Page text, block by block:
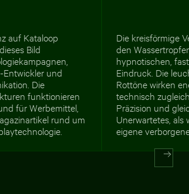
auf Kataloop
Bild
Entwickler und
Die
funktionieren
für Werbemittel,
rund um
Die kreisförmige
den
hypnotischen,
Eindruck. Die
Rottöne wirken
technisch
Präzision und
Unerwartetes, als
eigene